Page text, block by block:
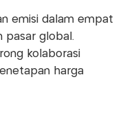
emisi dalam empat
pasar global.
kolaborasi
harga